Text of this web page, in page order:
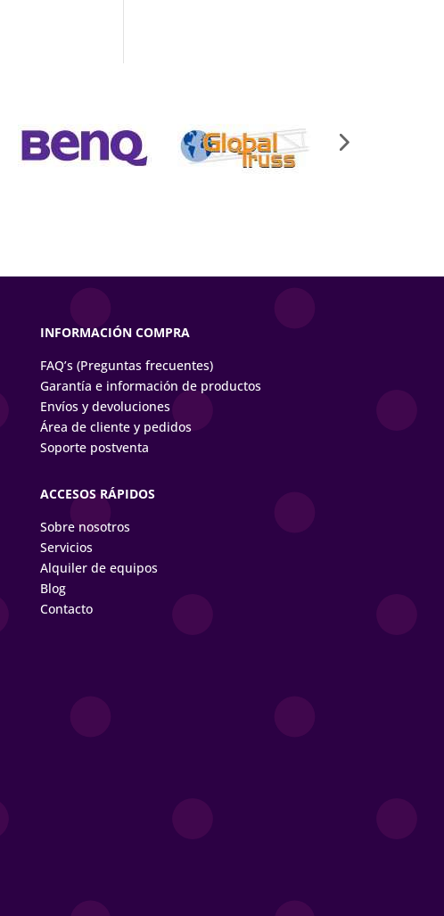
INFORMACIÓN COMPRA
FAQ’s (Preguntas frecuentes)
Garantía e información de productos
Envíos y devoluciones
Área de cliente y pedidos
Soporte postventa
ACCESOS RÁPIDOS
Sobre nosotros
Servicios
Alquiler de equipos
Blog
Contacto